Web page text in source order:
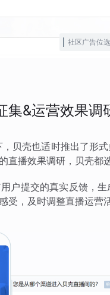
社区广告位
集&运营效果调
贝壳也适时推出了形
播效果调研，贝壳都
户提交的真实反馈，
，及时调整直播运营